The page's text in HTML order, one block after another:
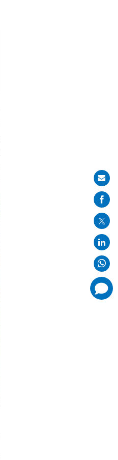
Share
on
mail
comments
added